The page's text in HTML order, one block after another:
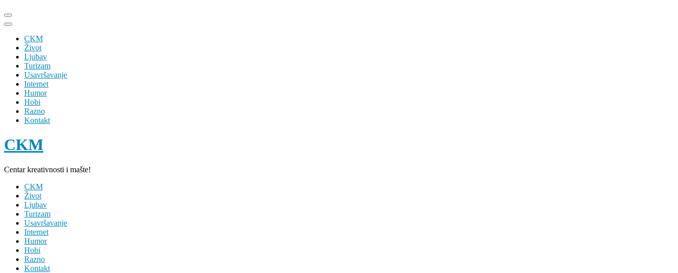
Skip
to
(Press
Enter)
CKM
Život
Ljubav
Turizam
Usavršavanje
Internet
Humor
Hobi
Razno
Kontakt
CKM
Centar kreativnosti i mašte!
CKM
Život
Ljubav
Turizam
Usavršavanje
Internet
Humor
Hobi
Razno
Kontakt